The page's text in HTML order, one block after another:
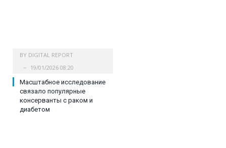
BY DIGITAL REPORT
19/01/2026 08:20
Масштабное исследование
связало популярные
консерванты с раком и
диабетом